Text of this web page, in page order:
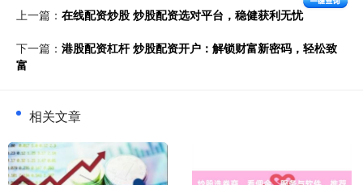
上一篇： 在线配资炒股 炒股配资选对平台，稳健获利无忧
下一篇： 港股配资杠杆 炒股配资开户：解锁财富新密码，轻松致
富
相关文章